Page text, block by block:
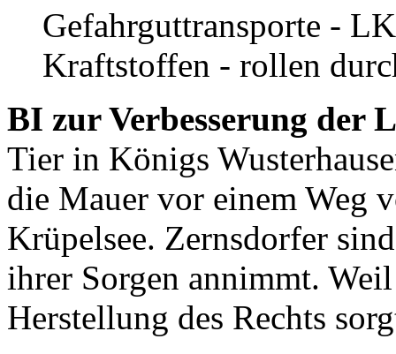
Gefahrguttransporte -
Kraftstoffen - rollen
BI zur Verbesserung der
Tier in Königs
die Mauer vor einem Weg
Krüpelsee. Zernsdorfer
ihrer Sorgen annimmt.
Herstellung des Rechts